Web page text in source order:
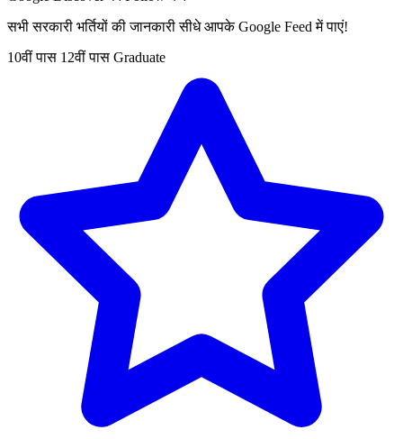
सभी सरकारी भर्तियों की जानकारी सीधे आपके Google Feed में पाएं!
10वीं पास 12वीं पास Graduate